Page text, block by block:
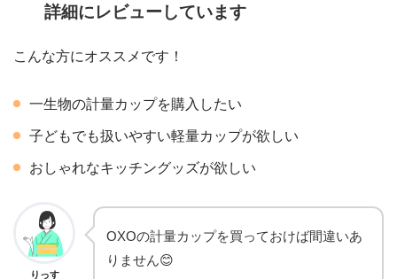
詳細にレビューしています
こんな方にオススメです！
一生物の計量カップを購入したい
子どもでも扱いやすい軽量カップが欲しい
おしゃれなキッチングッズが欲しい
りっす
OXOの計量カップを買っておけば間違いあ
りません😊